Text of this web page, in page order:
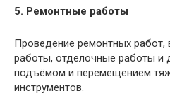
5. Ремонтные работы
Проведение ремонтных работ,
работы, отделочные работы и
подъёмом и перемещением
инструментов.